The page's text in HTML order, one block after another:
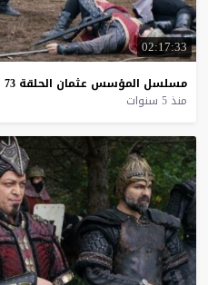
02:17:33
مسلسل المؤسس عثمان الحلقة 73
منذ 5 سنوات